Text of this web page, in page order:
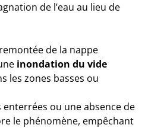
de l’eau au lieu de
de la nappe
inondation du vide
les zones basses ou
ou une absence de
le phénomène, empêchant